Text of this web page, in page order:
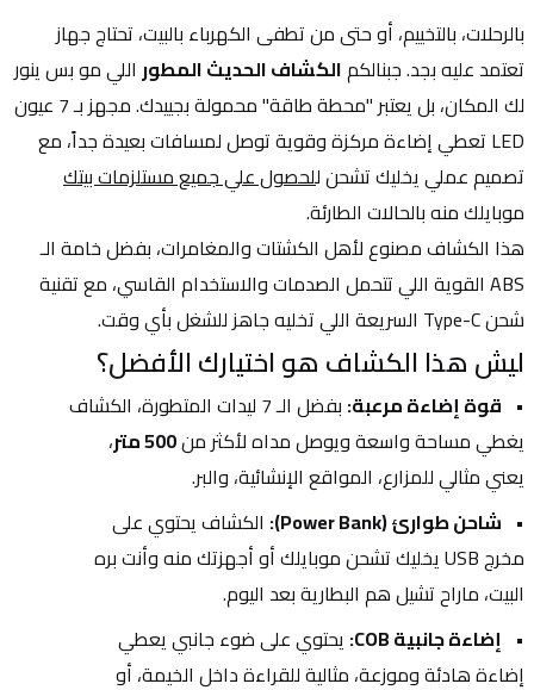
بالرحلات، بالتخييم، أو حتى من تطفى الكهرباء بالبيت، تحتاج جهاز
تعتمد عليه بجد. جبنالكم الكشاف الحديث المطور
اللي مو بس ينور
تصميم عملي يخليك تشحن للحصول علي جميع مستلزمات بيتك
موبايلك منه بالحالات الطارئة.
هذا الكشاف مصنوع لأهل الكشتات والمغامرات، بفضل خامة الـ
شحن Type-C السريعة اللي تخليه جاهز للشغل بأي وقت.
ليش هذا الكشاف هو اختيارك الأفضل؟
قوة إضاءة مرعبة:
يغطي مساحة واسعة ويوصل مداه لأكثر من 500 متر
يعني مثالي للمزارع، المواقع الإنشائية، والبر.
شاحن طوارئ (Power Bank):
البيت، ماراح تشيل هم البطارية بعد اليوم.
إضاءة جانبية COB: